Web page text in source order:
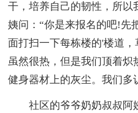
干，培养自己的韧性，所以
姨问：“你是来报名的吧!先
面打扫一下每栋楼的'楼道，
虽然很热，但是我们顶着炽
健身器材上的灰尘。我们多
社区的爷爷奶奶叔叔阿